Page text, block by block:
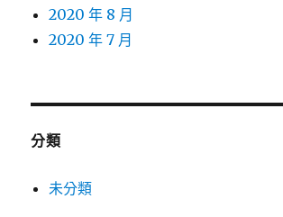
2020 年 8 月
2020 年 7 月
分類
未分類